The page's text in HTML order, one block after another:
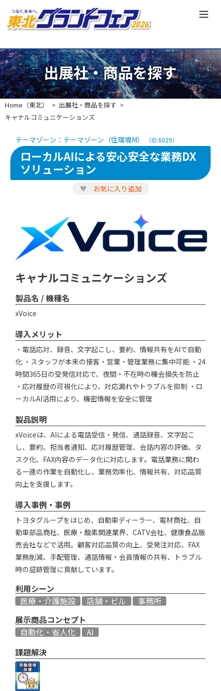
出展社・商品を探す
Home（東北）
出展社・商品を探す
キャナルコミュニケーションズ
テーマゾーン：テーマゾーン（住環境M） （ID:6029）
ローカルAIによる安心安全な業務DX
ソリューション
♥ お気に入り追加
キャナルコミュニケーションズ
製品名 / 機種名
xVoice
導入メリット
・電話応対、録音、文字起こし、要約、情報共有をAIで自動
化 ・スタッフが本来の接客・営業・管理業務に集中可能 ・24
時間365日の受発信対応で、夜間・不在時の機会損失を防止
・応対履歴の可視化により、対応漏れやトラブルを抑制 ・ロ
ーカルAI活用により、機密情報を安全に管理
製品説明
xVoiceは、AIによる電話受信・発信、通話録音、文字起こ
し、要約、担当者通知、応対履歴管理、会話内容の評価、タ
スク化、FAX内容のデータ化に対応します。電話業務に関わ
る一連の作業を自動化し、業務効率化、情報共有、対応品質
向上を支援します。
導入事例・事例
トヨタグループをはじめ、自動車ディーラー、電材商社、自
動車部品商社、医療・酸素関連業界、CATV会社、健康食品販
売会社などで活用。顧客対応品質の向上、受発注対応、FAX
業務削減、手配管理、通話情報・会員情報の共有、トラブル
時の証跡管理に貢献しています。
利用シーン
医療・介護施設
店舗・ビル
事務所
展示商品コンセプト
自動化・省人化
AI
課題解決